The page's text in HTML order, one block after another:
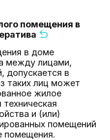
помещения в
в доме
между лицами,
допускается в
таких лиц может
жилое
и (или)
помещений
помещения.